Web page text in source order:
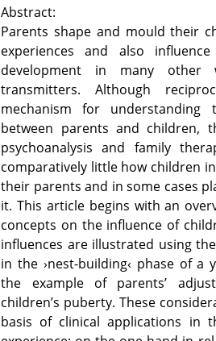
Abstract:
Parents shape and mould their
experiences and also
development in many other
transmitters. Although
mechanism for understanding
between parents and children,
psychoanalysis and family
comparatively little how children
their parents and in some cases
it. This article begins with an
concepts on the influence of
influences are illustrated using
in the ›nest-building‹ phase of a
the example of parents’
children’s puberty. These
basis of clinical applications in